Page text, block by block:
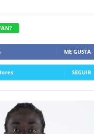
ME GUSTA
SEGUIR